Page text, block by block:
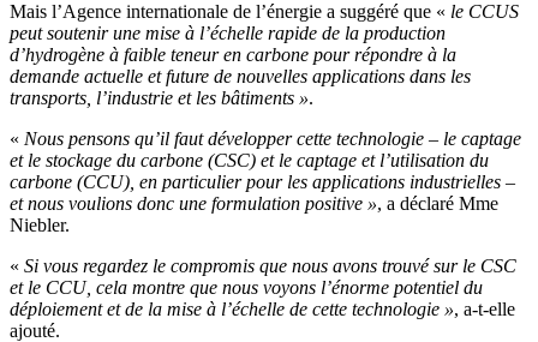
Mais l’Agence internationale de l’énergie a suggéré que « le CCUS
peut soutenir une mise à l’échelle rapide de la production
d’hydrogène à faible teneur en carbone pour répondre à la
demande actuelle et future de nouvelles applications dans les
transports, l’industrie et les bâtiments ».
« Nous pensons qu’il faut développer cette technologie – le captage
et le stockage du carbone (CSC) et le captage et l’utilisation du
carbone (CCU), en particulier pour les applications industrielles –
et nous voulions donc une formulation positive », a déclaré Mme
Niebler.
« Si vous regardez le compromis que nous avons trouvé sur le CSC
et le CCU, cela montre que nous voyons l’énorme potentiel du
déploiement et de la mise à l’échelle de cette technologie », a-t-elle
ajouté.